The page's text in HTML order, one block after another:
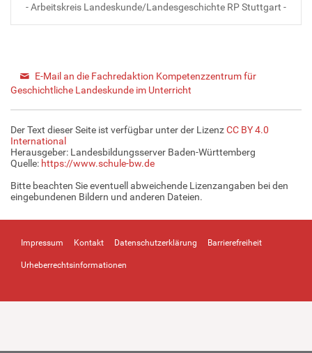
- Arbeitskreis Landeskunde/Landesgeschichte RP Stuttgart -
E-Mail an die Fachredaktion Kompetenzzentrum für
Geschichtliche Landeskunde im Unterricht
Der Text dieser Seite ist verfügbar unter der LizenzCC BY 4.0
International
Herausgeber: Landesbildungsserver Baden-Württemberg
Quelle: https://www.schule-bw.de
Bitte beachten Sie eventuell abweichende Lizenzangaben bei den
eingebundenen Bildern und anderen Dateien.
Impressum Kontakt Datenschutzerklärung Barrierefreiheit
Urheberrechtsinformationen